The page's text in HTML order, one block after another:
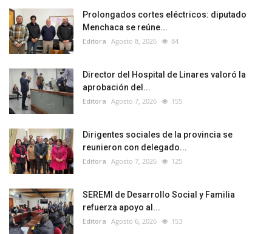
Prolongados cortes eléctricos: diputado
Menchaca se reúne...
Editora Agosto 8, 2026 84
Director del Hospital de Linares valoró la
aprobación del...
Editora Agosto 7, 2026 155
Dirigentes sociales de la provincia se
reunieron con delegado...
Editora Agosto 7, 2026 125
SEREMI de Desarrollo Social y Familia
refuerza apoyo al...
Editora Agosto 6, 2026 153